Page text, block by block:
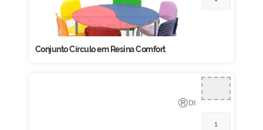
Conjunto Círculo em Resina Comfort